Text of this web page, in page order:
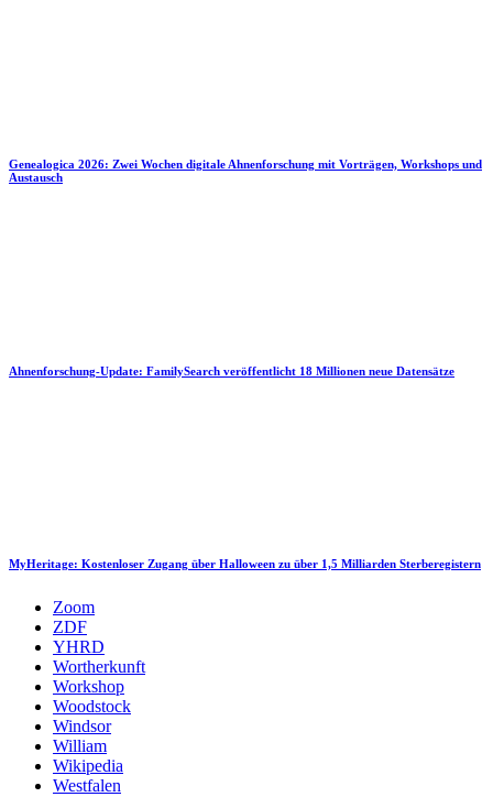
Genealogica 2026: Zwei Wochen digitale Ahnenforschung mit Vorträgen, Workshops und
Austausch
Ahnenforschung-Update: FamilySearch veröffentlicht 18 Millionen neue Datensätze
MyHeritage: Kostenloser Zugang über Halloween zu über 1,5 Milliarden Sterberegistern
Zoom
ZDF
YHRD
Wortherkunft
Workshop
Woodstock
Windsor
William
Wikipedia
Westfalen